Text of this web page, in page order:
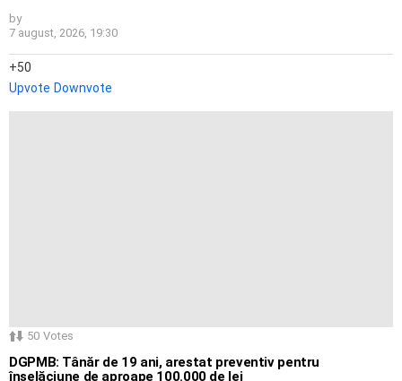
by
7 august, 2026, 19:30
50
Upvote Downvote
50 Votes
DGPMB: Tânăr de 19 ani, arestat preventiv pentru
înșelăciune de aproape 100.000 de lei